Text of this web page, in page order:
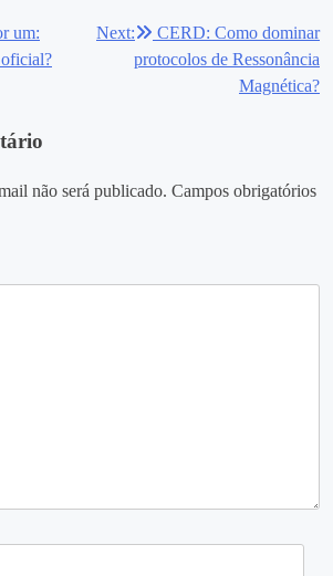
um:
Next:
CERD: Como dominar
protocolos de Ressonância
Magnética?
não será publicado. Campos obrigatórios